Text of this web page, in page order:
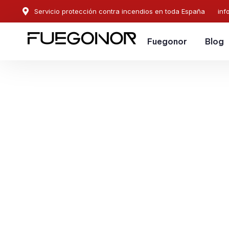
Servicio protección contra incendios en toda España
Fuegonor Blog